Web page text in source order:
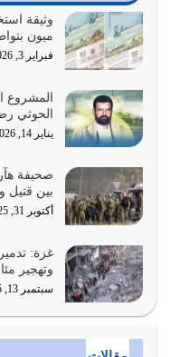
يوليو 28, 2026
هل نحن من الصالحين؟
وأعرض نفسك، وأعرض
عندما يكون عدوك هو
فيه كثيرة وسينصرك
يوليو 26, 2026
أراد الله لهذه الأمة
بالأمر بالمعروف
يوليو 25, 2026
الدين الذي شرعه الله لا
وثيقة
ميون
فبراير 3, 2026
المشروع
الحوثي
يناير 14, 2026
بين
أكتوبر 31, 2025
وتهجير
سبتمبر 13, 2025